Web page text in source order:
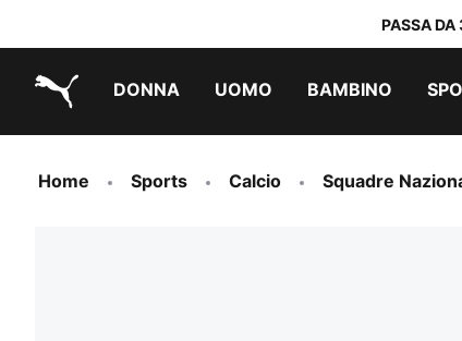
PASSA DA
DONNA UOMO BAMBINO
Home Sports Calcio Squadre